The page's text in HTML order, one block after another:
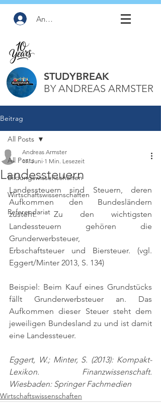
Anmelden
STUDYBREAK
BY ANDREAS ARMSTER
Beitrag
All Posts
Bildungswissenschaften
Wirtschaftswissenschaften
Referendariat
All Posts
Landessteuern
Andreas Armster
17. Juni 1 Min. Lesezeit
Landessteuern sind Steuern, deren
Aufkommen den Bundesländern
zusteht. Zu den wichtigsten
Landessteuern gehören die
Grunderwerbsteuer,
Erbschaftsteuer und Biersteuer. (vgl.
Eggert/Minter 2013, S. 134)
Beispiel: Beim Kauf eines Grundstücks
fällt Grunderwerbsteuer an. Das
Aufkommen dieser Steuer steht dem
jeweiligen Bundesland zu und ist damit
eine Landessteuer.
Eggert, W.; Minter, S. (2013): Kompakt-
Lexikon. Finanzwissenschaft.
Wiesbaden: Springer Fachmedien
Wirtschaftswissenschaften